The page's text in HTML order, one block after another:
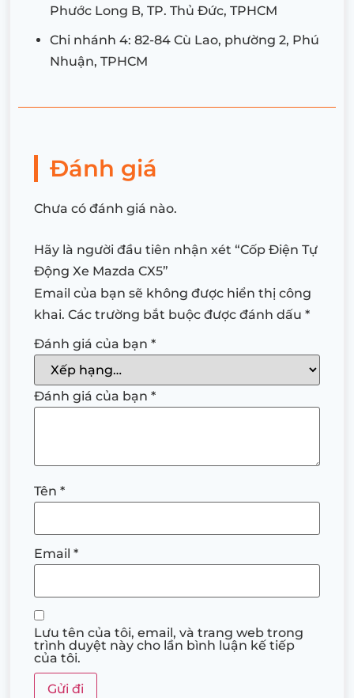
Phước Long B, TP. Thủ Đức, TPHCM
Chi nhánh 4: 82-84 Cù Lao, phường 2, Phú
Nhuận, TPHCM
Đánh giá
Chưa có đánh giá nào.
Hãy là người đầu tiên nhận xét “Cốp Điện Tự
Động Xe Mazda CX5”
Email của bạn sẽ không được hiển thị công
khai. Các trường bắt buộc được đánh dấu *
Đánh giá của bạn *
Đánh giá của bạn *
Tên *
Email *
Lưu tên của tôi, email, và trang web trong
trình duyệt này cho lần bình luận kế tiếp
của tôi.